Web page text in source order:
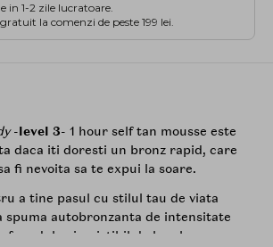
in 1-2 zile lucratoare.
la comenzi de peste 199 lei.
-level 3- 1 hour self tan mousse este
daca iti doresti un bronz rapid, care
fi nevoita sa te expui la soare.
a tine pasul cu stilul tau de viata
spuma autobronzanta de intensitate
dulce irezistibil de bomboane